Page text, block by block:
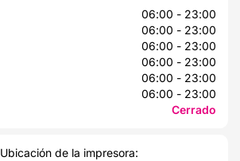
06:00 - 23:00
06:00 - 23:00
06:00 - 23:00
06:00 - 23:00
06:00 - 23:00
06:00 - 23:00
Cerrado
Ubicación de la impresora: